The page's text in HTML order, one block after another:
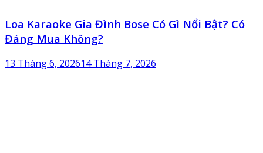
Loa Karaoke Gia Đình Bose Có Gì Nổi Bật? Có
Đáng Mua Không?
13 Tháng 6, 202614 Tháng 7, 2026